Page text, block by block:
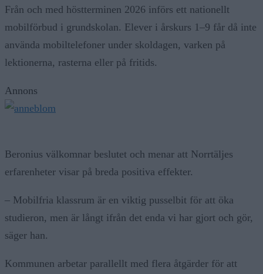
Från och med höstterminen 2026 införs ett nationellt
mobilförbud i grundskolan. Elever i årskurs 1–9 får då inte
använda mobiltelefoner under skoldagen, varken på
lektionerna, rasterna eller på fritids.
Annons
Beronius välkomnar beslutet och menar att Norrtäljes
erfarenheter visar på breda positiva effekter.
– Mobilfria klassrum är en viktig pusselbit för att öka
studieron, men är långt ifrån det enda vi har gjort och gör,
säger han.
Kommunen arbetar parallellt med flera åtgärder för att